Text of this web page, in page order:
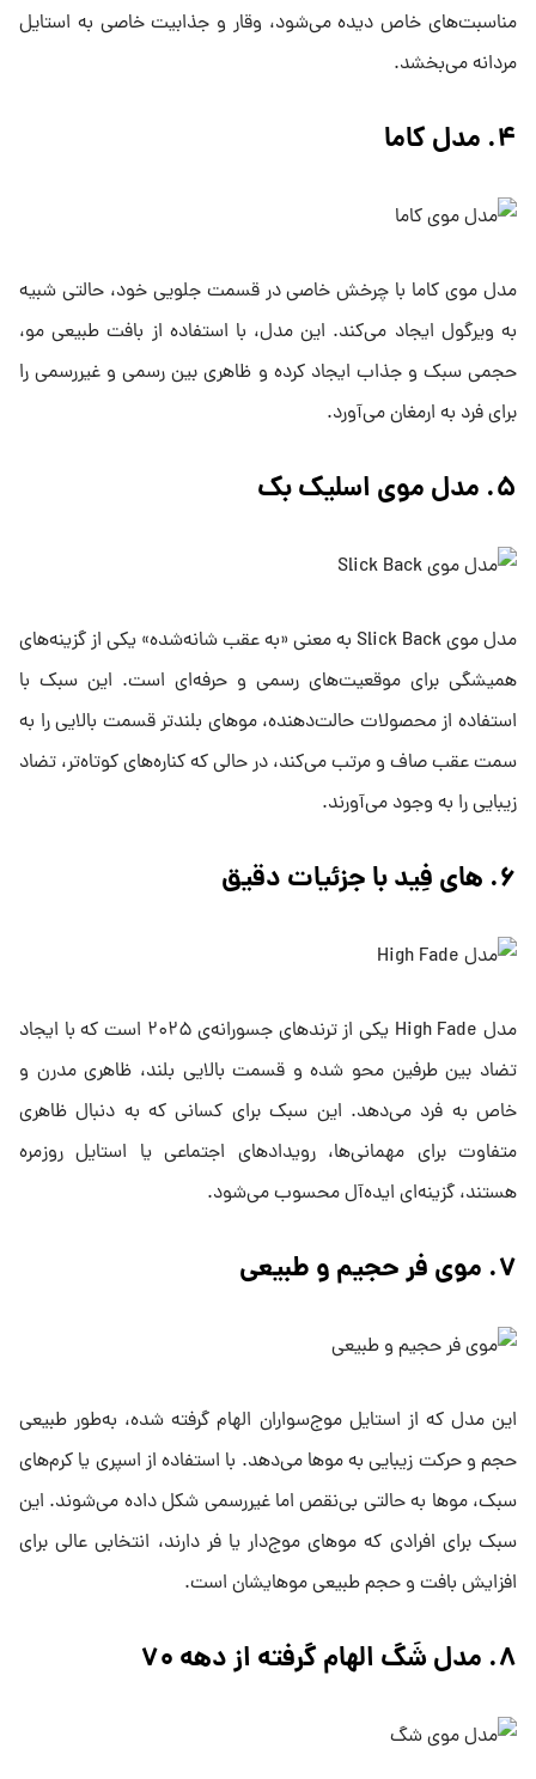
مناسبت‌های خاص دیده می‌شود، وقار و جذابیت خاصی به استایل
مردانه می‌بخشد.
۴. مدل کاما
مدل موی کاما با چرخش خاصی در قسمت جلویی خود، حالتی شبیه
به ویرگول ایجاد می‌کند. این مدل، با استفاده از بافت طبیعی مو،
حجمی سبک و جذاب ایجاد کرده و ظاهری بین رسمی و غیررسمی را
برای فرد به ارمغان می‌آورد.
۵. مدل موی اسلیک بک
مدل موی Slick Back به معنی «به عقب شانه‌شده» یکی از گزینه‌های
همیشگی برای موقعیت‌های رسمی و حرفه‌ای است. این سبک با
استفاده از محصولات حالت‌دهنده، موهای بلندتر قسمت بالایی را به
سمت عقب صاف و مرتب می‌کند، در حالی که کناره‌های کوتاه‌تر، تضاد
زیبایی را به وجود می‌آورند.
۶. های فِید با جزئیات دقیق
مدل High Fade یکی از ترندهای جسورانه‌ی ۲۰۲۵ است که با ایجاد
تضاد بین طرفین محو شده و قسمت بالایی بلند، ظاهری مدرن و
خاص به فرد می‌دهد. این سبک برای کسانی که به دنبال ظاهری
متفاوت برای مهمانی‌ها، رویدادهای اجتماعی یا استایل روزمره
هستند، گزینه‌ای ایده‌آل محسوب می‌شود.
۷. موی فر حجیم و طبیعی
این مدل که از استایل موج‌سواران الهام گرفته شده، به‌طور طبیعی
حجم و حرکت زیبایی به موها می‌دهد. با استفاده از اسپری یا کرم‌های
سبک، موها به حالتی بی‌نقص اما غیررسمی شکل داده می‌شوند. این
سبک برای افرادی که موهای موج‌دار یا فر دارند، انتخابی عالی برای
افزایش بافت و حجم طبیعی موهایشان است.
۸. مدل شَگ الهام گرفته از دهه ۷۰